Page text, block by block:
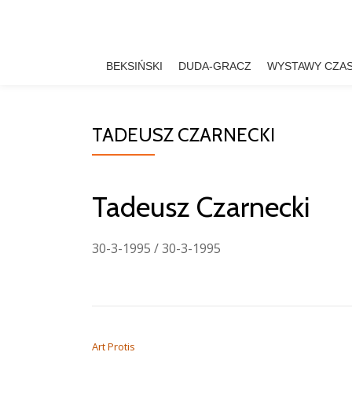
BEKSIŃSKI DUDA-GRACZ WYSTAWY
TADEUSZ CZARNECKI
Tadeusz Czarnecki
30-3-1995 / 30-3-1995
Art Protis